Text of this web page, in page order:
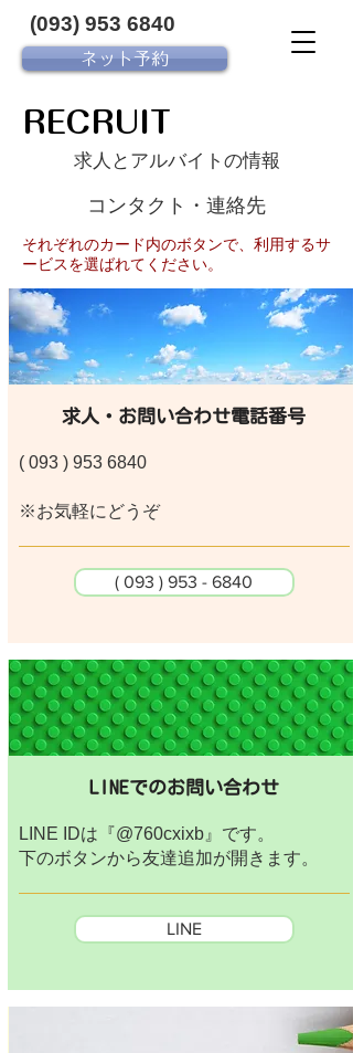
ネット予約
(093) 953 6840‬
RECRUIT
求人とアルバイトの情報
コンタクト・連絡先
それぞれのカード内のボタンで、利用するサ
ービスを選ばれてください。
求人・お問い合わせ電話番号
( 093 ) 953 6840
​※お気軽にどうぞ
( 093 ) 953 - 6840
LINEでのお問い合わせ
LINE IDは『@760cxixb』です。
​下のボタンから友達追加が開きます。
LINE